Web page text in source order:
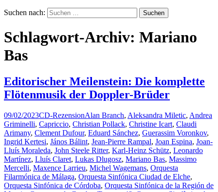
Suchen nach:
Schlagwort-Archiv: Mariano
Bas
Editorischer Meilenstein: Die komplette
Flötenmusik der Doppler-Brüder
09/02/2023CD-RezensionAlan Branch, Aleksandra Miletic, Andrea
Griminelli, Capriccio, Christian Pollack, Christine Icart, Claudi
Arimany, Clement Dufour, Eduard Sánchez, Guerassim Voronkov,
Ingrid Kertesi, János Bálint, Jean-Pierre Rampal, Joan Espina, Joan-
Lluís Moraleda, John Steele Ritter, Karl-Heinz Schütz, Leonardo
Martínez, Lluís Claret, Lukas Dlugosz, Mariano Bas, Massimo
Mercelli, Maxence Larrieu, Michel Wagemans, Orquesta
Filarmónica de Málaga, Orquesta Sinfónica Ciudad de Elche,
Orquesta Sinfónica de Córdoba, Orquesta Sinfónica de la Región de